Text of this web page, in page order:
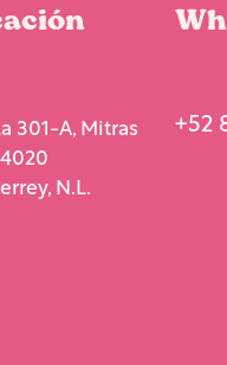
301-A, Mitras
N.L.
+52